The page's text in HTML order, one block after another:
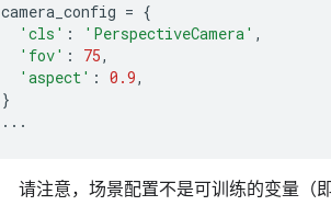
camera_config = {
'cls' : 'PerspectiveCamera' ,
'fov' : 75,
'aspect' : 0.9,
}
...
请注意，场景配置不是可训练的变量（